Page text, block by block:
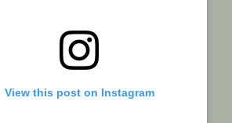
View this post on Instagram